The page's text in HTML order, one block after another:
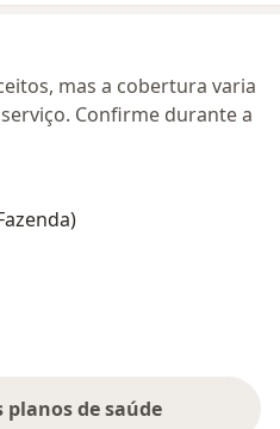
mas a cobertura varia
Confirme durante a
planos de saúde